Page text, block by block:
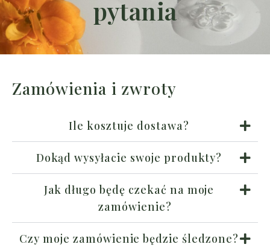
pytania
Zamówienia i zwroty
Ile kosztuje dostawa?
Dokąd wysyłacie swoje produkty?
Jak długo będę czekać na moje
zamówienie?
Czy moje zamówienie będzie śledzone?